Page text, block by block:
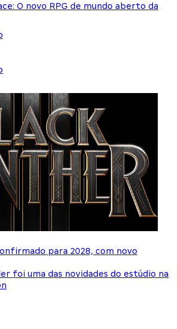
O novo RPG de mundo aberto da
para 2028, com novo
foi uma das novidades do estúdio na